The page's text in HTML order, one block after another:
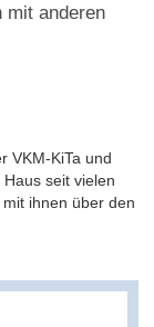
mit anderen
VKM-KiTa und
seit vielen
ihnen über den